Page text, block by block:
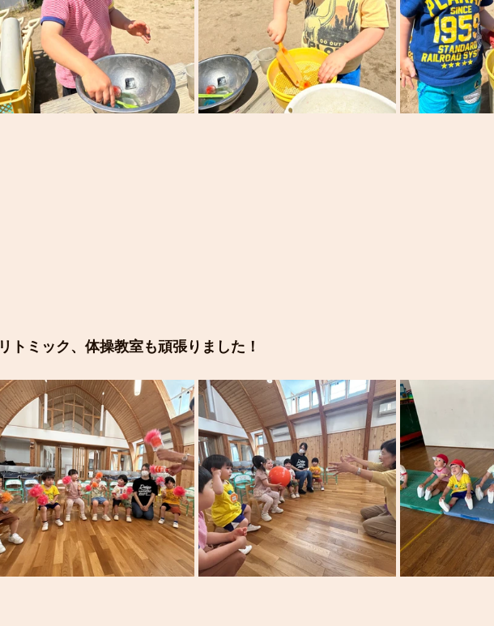
リトミック、体操教室も頑張りました！